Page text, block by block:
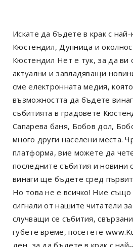
Искате да бъдете в крак с
Кюстендил, Дупница и
Кюстендил Нет е тук, за да ви
актуални и завладяващи
сме електронната медия,
възможността да бъдете
събитията в градовете
Сапарева баня, Бобов дол,
много други населени места.
платформа, вие можете да
последните събития и новини
винаги ще бъдете сред
Но това не е всичко! Ние също
сигнали от нашите читатели
случващи се събития,
губете време, посетете
ден, за да бъдете в крак с